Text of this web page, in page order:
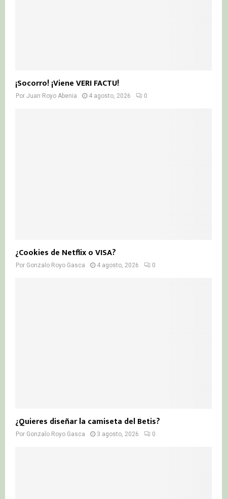
¡Socorro! ¡Viene VERI FACTU!
Por Juan Royo Abenia 4 agosto, 2026 0
¿Cookies de Netflix o VISA?
Por Gonzalo Royo Gasca 4 agosto, 2026 0
¿Quieres diseñar la camiseta del Betis?
Por Gonzalo Royo Gasca 3 agosto, 2026 0